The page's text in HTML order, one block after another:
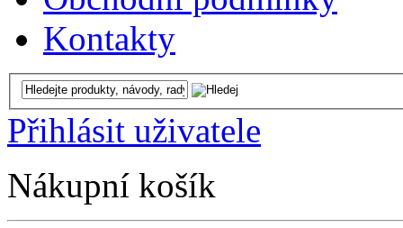
Kontakty
Přihlásit uživatele
Nákupní košík